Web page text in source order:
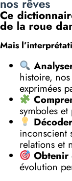
nos rêves
Ce
de la roue
Mais
histoire,
exprimées
symboles
inconscient
relations et
Obtenir
évolution